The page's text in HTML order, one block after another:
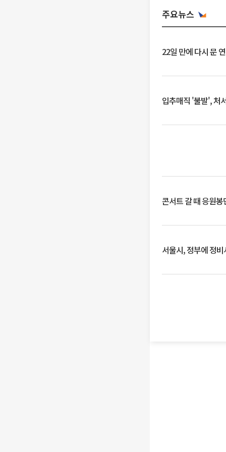
주요뉴스
22일 만에 다시 문
입추매직 '불발', 처
콘서트 갈 때 응원
서울시, 정부에 정